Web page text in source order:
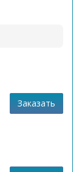
Заказать